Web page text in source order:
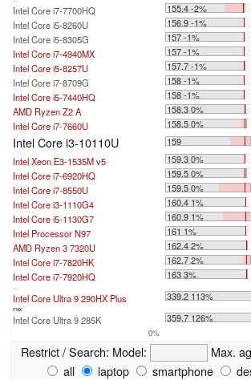
Intel Core i7-7700HQ
155.4 -2%
Intel Core i5-8260U
156.9 -1%
Intel Core i5-8305G
157 -1%
Intel Core i7-4940MX
157 -1%
Intel Core i5-8257U
157.7 -1%
Intel Core i7-8709G
158 -1%
Intel Core i5-7440HQ
158 -1%
AMD Ryzen Z2 A
158.3 0%
Intel Core i7-7660U
158.5 0%
Intel Core i3-10110U
159
Intel Xeon E3-1535M v5
159.3 0%
Intel Core i7-6920HQ
159.5 0%
Intel Core i7-8550U
159.5 0%
Intel Core i3-1110G4
160.4 1%
Intel Core i5-1130G7
160.9 1%
Intel Processor N97
161 1%
AMD Ryzen 3 7320U
162.4 2%
Intel Core i7-7820HK
162.7 2%
Intel Core i7-7920HQ
163 3%
Intel Core Ultra 9 290HX Plus 339.2 113%
max:
Intel Core Ultra 9 285K 359.7 126%
0%
Restrict / Search: Model: Max.
all
laptop smartphone